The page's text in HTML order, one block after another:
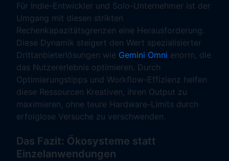
Für Indie-Entwickler und Solo-Unternehmer ist der
Umgang mit diesen strikten
Rechenkapazitätsgrenzen eine Herausforderung.
Diese Dynamik steigert den Wert spezialisierter
Drittanbieterlösungen wie Gemini Omni enorm, die
das Nutzererlebnis optimieren. Durch
Optimierungstipps und Workflow-Effizienz helfen
diese Ressourcen Kreativen, ihren Output zu
maximieren, ohne teure Hardware-Limits durch
erfolglose Versuche zu verschwenden.
Das Fazit: Ökosysteme statt
Einzelanwendungen